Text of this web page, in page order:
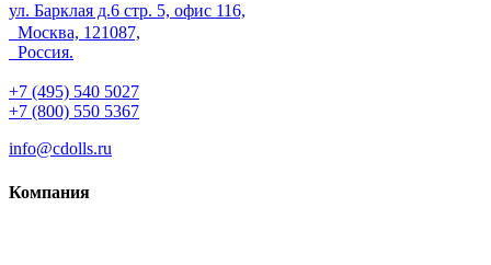
ул. Барклая д.6 стр. 5, офис 116,
Москва, 121087,
Россия.
+7 (495) 540 5027
+7 (800) 550 5367
info@cdolls.ru
Компания